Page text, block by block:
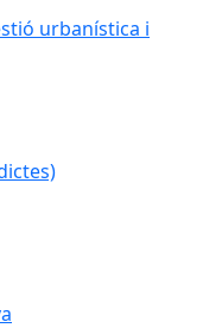
urbanística i